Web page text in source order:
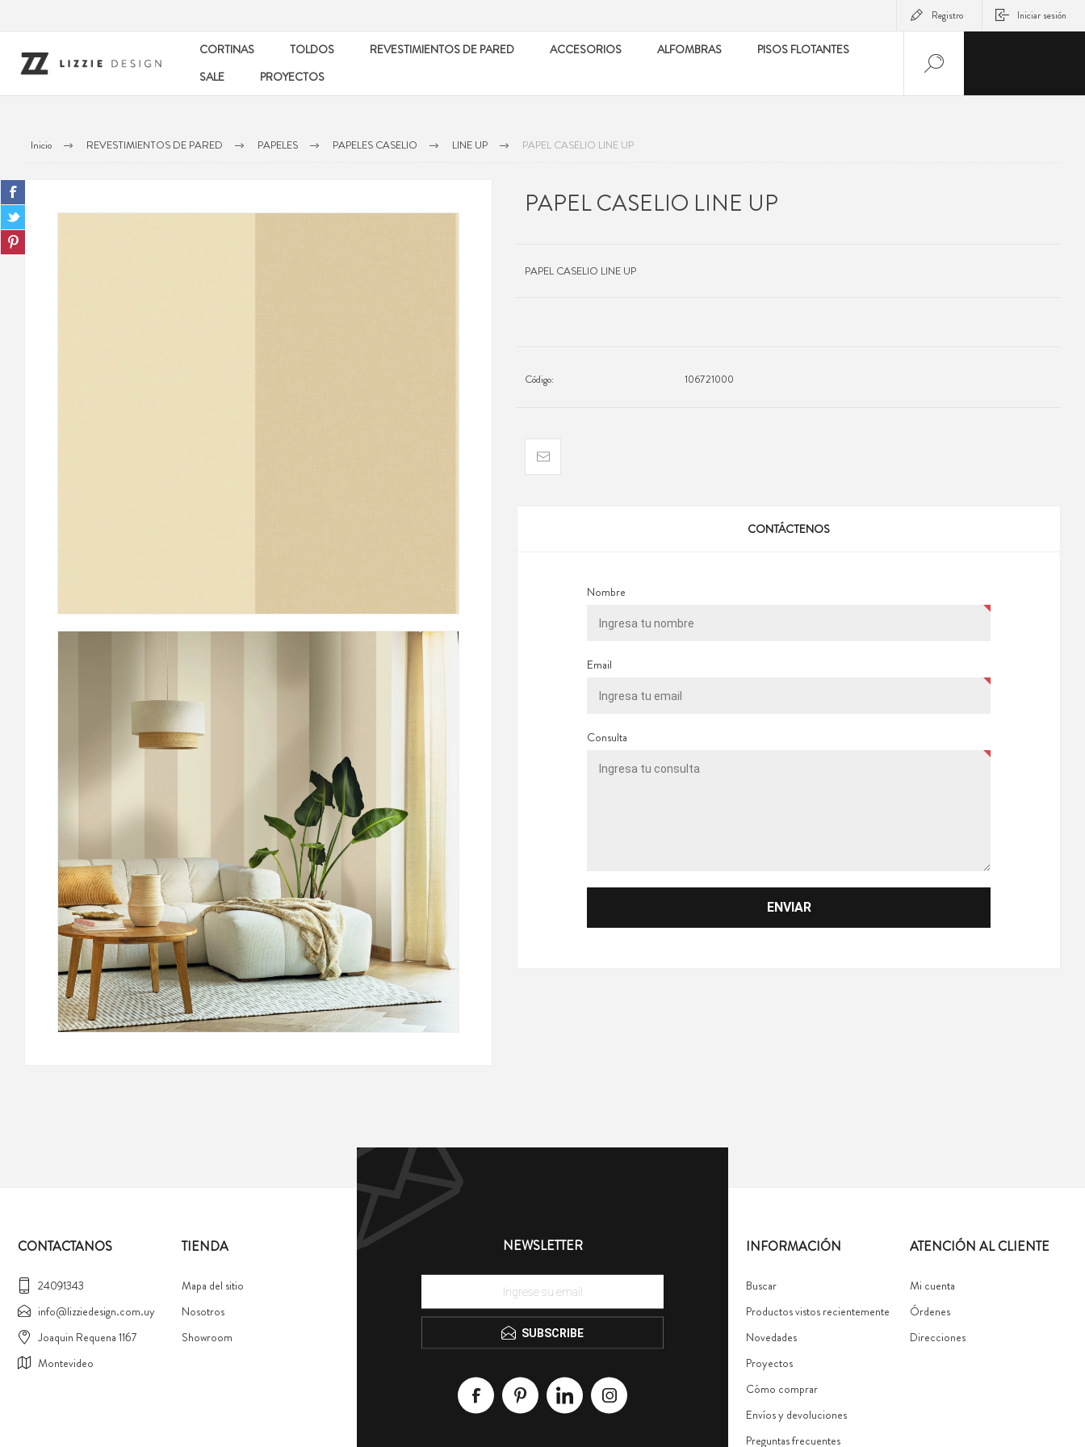
Registro Iniciar sesión
CORTINAS TOLDOS REVESTIMIENTOS DE PARED ACCESORIOS ALFOMBRAS
PISOS FLOTANTES
SALE
PROYECTOS
Inicio REVESTIMIENTOS DE PARED PAPELES PAPELES CASELIO LINE UP PAPEL CASELIO LINE UP
PAPEL CASELIO LINE UP
PAPEL CASELIO LINE UP
Código: 106721000
CONTÁCTENOS
Nombre
Email
Consulta
NEWSLETTER
SUBSCRIBE
CONTACTANOS
24091343
info@lizziedesign.com.uy
Joaquin Requena 1167
Montevideo
TIENDA
Mapa del sitio
Nosotros
Showroom
INFORMACIÓN
Buscar
Productos vistos recientemente
Novedades
Proyectos
Cómo comprar
Envíos y devoluciones
Preguntas frecuentes
ATENCIÓN AL CLIENTE
Mi cuenta
Órdenes
Direcciones